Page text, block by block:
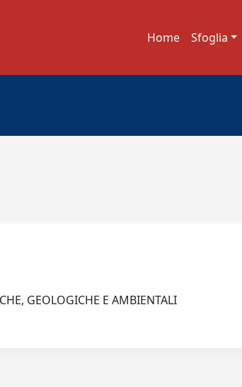
Home Sfoglia
GEOLOGICHE E AMBIENTALI